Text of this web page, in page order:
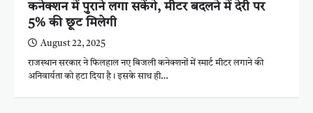
कनेक्शन में पुराने लगा सकेंगे, मीटर बदलने में देरी पर
5% की छूट मिलेगी
August 22, 2025
राजस्थान सरकार ने फिलहाल नए बिजली कनेक्शनों में स्मार्ट मीटर लगाने की
अनिवार्यता को हटा दिया है। इसके साथ ही…